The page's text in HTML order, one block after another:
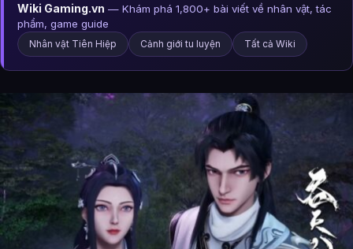
Wiki Gaming.vn — Khám phá 1,800+ bài viết về nhân vật, tác
phẩm, game guide
Nhân vật Tiên Hiệp Cảnh giới tu luyện Tất cả Wiki